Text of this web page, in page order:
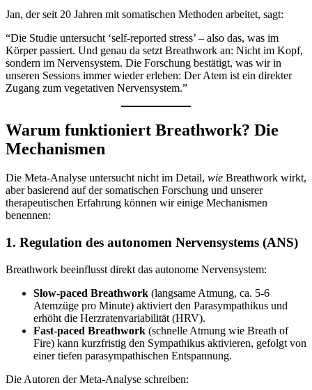
Jan, der seit 20 Jahren mit somatischen Methoden arbeitet, sagt:
“Die Studie untersucht ‘self-reported stress’ – also das, was im
Körper passiert. Und genau da setzt Breathwork an: Nicht im Kopf,
sondern im Nervensystem. Die Forschung bestätigt, was wir in
unseren Sessions immer wieder erleben: Der Atem ist ein direkter
Zugang zum vegetativen Nervensystem.”
Warum funktioniert Breathwork? Die
Mechanismen
Die Meta-Analyse untersucht nicht im Detail, wie Breathwork wirkt,
aber basierend auf der somatischen Forschung und unserer
therapeutischen Erfahrung können wir einige Mechanismen
benennen:
1. Regulation des autonomen Nervensystems (ANS)
Breathwork beeinflusst direkt das autonome Nervensystem:
Slow-paced Breathwork (langsame Atmung, ca. 5-6
Atemzüge pro Minute) aktiviert den Parasympathikus und
erhöht die Herzratenvariabilität (HRV).
Fast-paced Breathwork (schnelle Atmung wie Breath of
Fire) kann kurzfristig den Sympathikus aktivieren, gefolgt von
einer tiefen parasympathischen Entspannung.
Die Autoren der Meta-Analyse schreiben: